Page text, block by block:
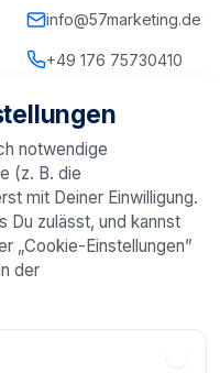
info@57marketing.de
+49 176 75730410
Marketing-Agentur in
Kreuztal Netphen
Bad Berleburg
notwendige
(z. B. die
mit Deiner Einwilligung.
Du zulässt, und kannst
„Cookie-Einstellungen”
der